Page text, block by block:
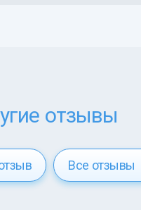
отзывы
Все отзывы